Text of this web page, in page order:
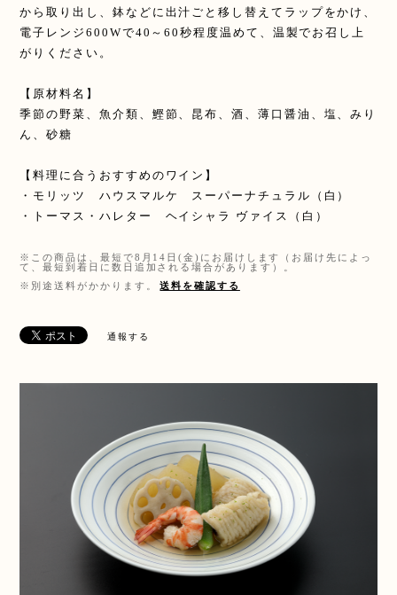
から取り出し、鉢などに出汁ごと移し替えてラップをかけ、
電子レンジ600Wで40～60秒程度温めて、温製でお召し上
がりください。
【原材料名】
季節の野菜、魚介類、鰹節、昆布、酒、薄口醤油、塩、みり
ん、砂糖
【料理に合うおすすめのワイン】
・モリッツ ハウスマルケ スーパーナチュラル（白）
・トーマス・ハレター ヘイシャラ ヴァイス（白）
※この商品は、最短で8月14日(金)にお届けします（お届け先によっ
て、最短到着日に数日追加される場合があります）。
※別途送料がかかります。
送料を確認する
通報する